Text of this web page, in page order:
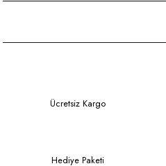
Ücretsiz Kargo
Hediye Paketi